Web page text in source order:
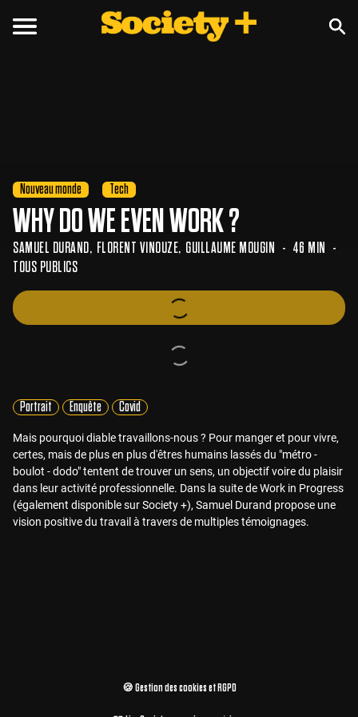
Nouveau monde Tech
WHY DO WE EVEN WORK ?
SAMUEL DURAND FLORENT VINOUZE GUILLAUME MOUGIN
46 MIN
TOUS PUBLICS
Portrait Enquête Covid
Mais pourquoi diable travaillons-nous ? Pour manger et pour vivre,
certes, mais de plus en plus d'êtres humains lassés du "métro -
boulot - dodo" tentent de trouver un sens, un objectif voire du plaisir
dans leur activité professionnelle. Dans la suite de Work in Progress
(également disponible sur Society +), Samuel Durand propose une
vision positive du travail à travers de multiples témoignages.
🍪 Gestion des cookies et RGPD